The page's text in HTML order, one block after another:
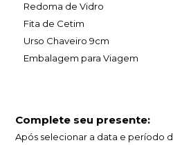
Redoma de Vidro
Fita de Cetim
Urso Chaveiro 9cm
Embalagem para Viagem
Complete seu presente:
Após selecionar a data e período